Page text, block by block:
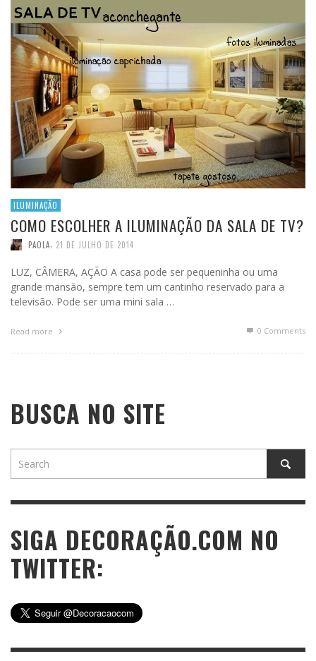
ILUMINAÇÃO
COMO ESCOLHER A ILUMINAÇÃO DA SALA DE TV?
PAOLA, 21 DE JULHO DE 2014
LUZ, CÂMERA, AÇÃO A casa pode ser pequeninha ou uma
grande mansão, sempre tem um cantinho reservado para a
televisão. Pode ser uma mini sala …
Read more 0 Comments
BUSCA NO SITE
SIGA DECORAÇÃO.COM NO
TWITTER: